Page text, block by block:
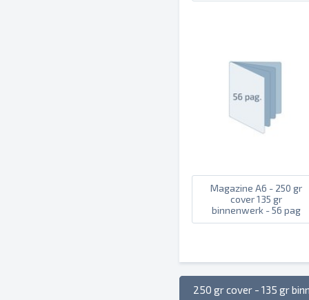
Magazine A6 - 250 gr
cover 135 gr
binnenwerk - 56 pag
250 gr cover - 135 gr